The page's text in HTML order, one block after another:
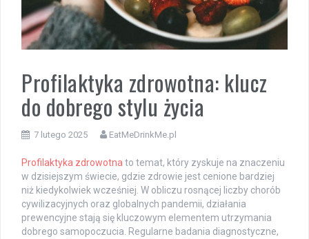
Profilaktyka zdrowotna: klucz
do dobrego stylu życia
7 lutego 2025 EatMeDrinkMe.pl
Profilaktyka zdrowotnato temat, który zyskuje na znaczeniu
w dzisiejszym świecie, gdzie zdrowie jest cenione bardziej
niż kiedykolwiek wcześniej. W obliczu rosnącej liczby chorób
cywilizacyjnych oraz globalnych pandemii, działania
prewencyjne stają się kluczowym elementem utrzymania
dobrego samopoczucia. Regularne badania diagnostyczne,